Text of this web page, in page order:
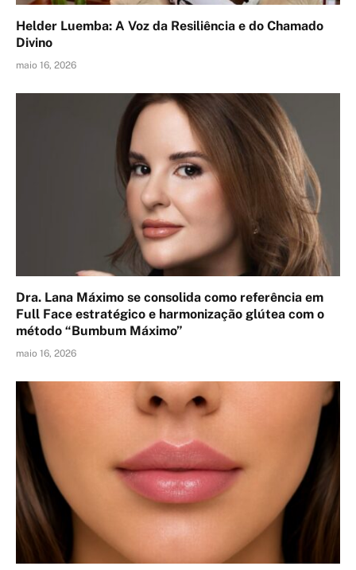
Helder Luemba: A Voz da Resiliência e do Chamado
Divino
maio 16, 2026
Dra. Lana Máximo se consolida como referência em
Full Face estratégico e harmonização glútea com o
método “Bumbum Máximo”
maio 16, 2026